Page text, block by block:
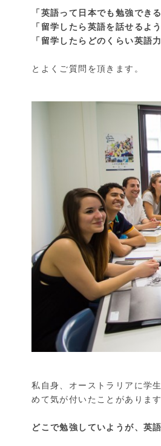
「英語って日本でも勉強でき
「留学したら英語を話せるよ
「留学したらどのくらい英語
とよくご質問を頂きます。
私自身、オーストラリアに学
めて気が付いたことがあります
どこで勉強していようが、英